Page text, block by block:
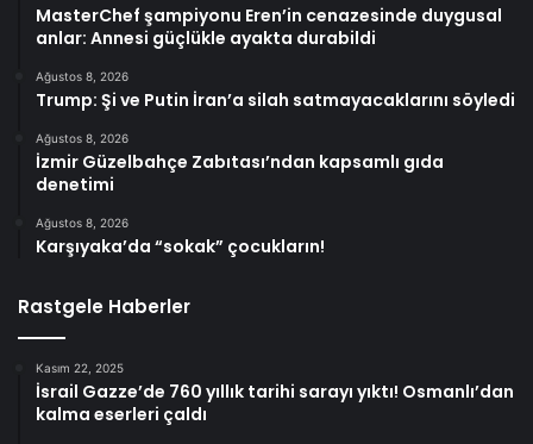
MasterChef şampiyonu Eren’in cenazesinde duygusal
anlar: Annesi güçlükle ayakta durabildi
Ağustos 8, 2026
Trump: Şi ve Putin İran’a silah satmayacaklarını söyledi
Ağustos 8, 2026
İzmir Güzelbahçe Zabıtası’ndan kapsamlı gıda
denetimi
Ağustos 8, 2026
Karşıyaka’da “sokak” çocukların!
Rastgele Haberler
Kasım 22, 2025
İsrail Gazze’de 760 yıllık tarihi sarayı yıktı! Osmanlı’dan
kalma eserleri çaldı